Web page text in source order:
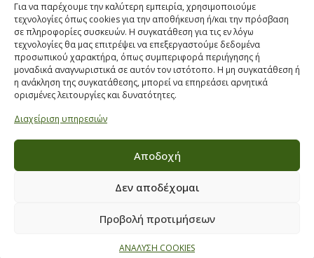
Για να παρέχουμε την καλύτερη εμπειρία, χρησιμοποιούμε
τεχνολογίες όπως cookies για την αποθήκευση ή/και την πρόσβαση
σε πληροφορίες συσκευών. Η συγκατάθεση για τις εν λόγω
τεχνολογίες θα μας επιτρέψει να επεξεργαστούμε δεδομένα
προσωπικού χαρακτήρα, όπως συμπεριφορά περιήγησης ή
μοναδικά αναγνωριστικά σε αυτόν τον ιστότοπο. Η μη συγκατάθεση ή
η ανάκληση της συγκατάθεσης, μπορεί να επηρεάσει αρνητικά
ορισμένες λειτουργίες και δυνατότητες.
Διαχείριση υπηρεσιών
Αποδοχή
Δεν αποδέχομαι
Προβολή προτιμήσεων
ΑΝΑΛΥΣΗ COOKIES
Τηλ:231 030 9709,231 035 1630
Email:info@ecobuildings.gr
Email:eshop@ecobuildings.gr
ΟΡΟΙ ΧΡΗΣΗΣ
ΠΟΛΙΤΙΚΗ ΑΠΟΡΡΗΤΟΥ
ΒΡΕΙΤΕ ΜΑΣ ΣΤΟ ΧΑΡΤΗ
© 2021 ECOBUILDINGS, All Rights Reserved | Powered by